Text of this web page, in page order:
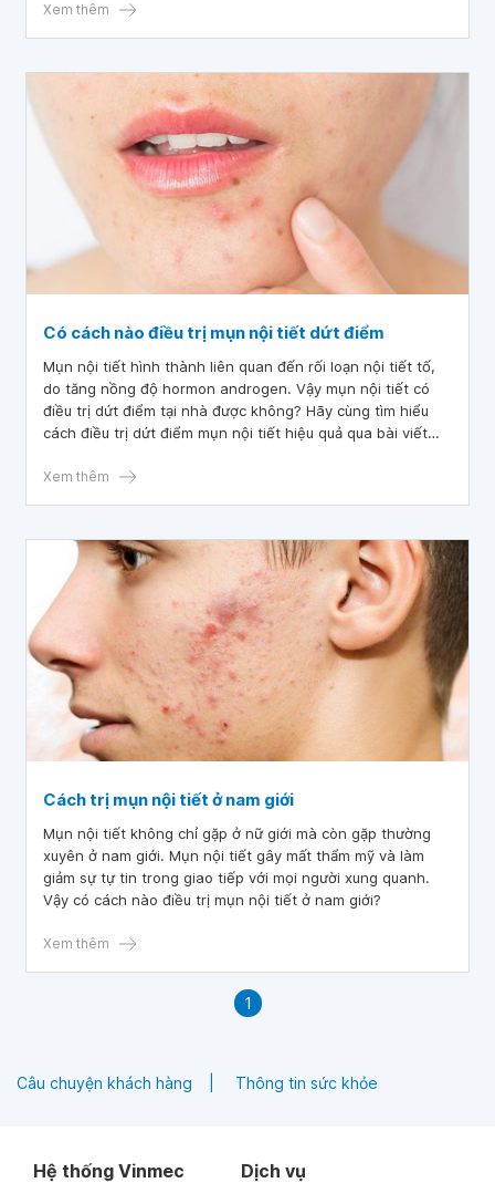
làn da của mình.
Xem thêm
Có cách nào điều trị mụn nội tiết dứt điểm
Mụn nội tiết hình thành liên quan đến rối loạn nội tiết tố,
do tăng nồng độ hormon androgen. Vậy mụn nội tiết có
điều trị dứt điểm tại nhà được không? Hãy cùng tìm hiểu
cách điều trị dứt điểm mụn nội tiết hiệu quả qua bài viết
Xem thêm
Cách trị mụn nội tiết ở nam giới
Mụn nội tiết không chỉ gặp ở nữ giới mà còn gặp thường
xuyên ở nam giới. Mụn nội tiết gây mất thẩm mỹ và làm
giảm sự tự tin trong giao tiếp với mọi người xung quanh.
Vậy có cách nào điều trị mụn nội tiết ở nam giới?
Xem thêm
1
Câu chuyện khách hàng Thông tin sức khỏe
Hệ thống Vinmec Dịch vụ